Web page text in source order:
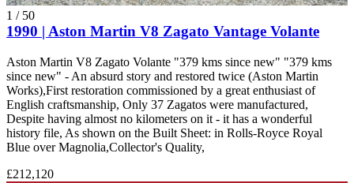
1 / 50
1990 | Aston Martin V8 Zagato Vantage Volante
Aston Martin V8 Zagato Volante "379 kms since new" "379 kms
since new" - An absurd story and restored twice (Aston Martin
Works),First restoration commissioned by a great enthusiast of
English craftsmanship, Only 37 Zagatos were manufactured,
Despite having almost no kilometers on it - it has a wonderful
history file, As shown on the Built Sheet: in Rolls-Royce Royal
Blue over Magnolia,Collector's Quality,
£212,120